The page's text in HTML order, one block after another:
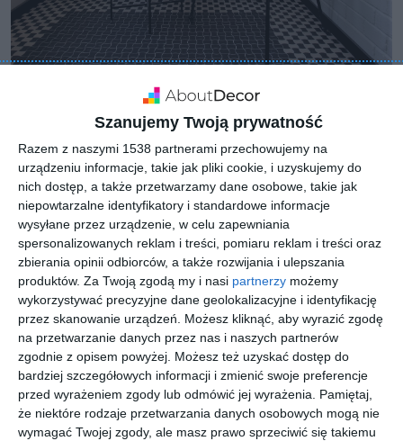
Szanujemy Twoją prywatność
Razem z naszymi 1538 partnerami przechowujemy na
urządzeniu informacje, takie jak pliki cookie, i uzyskujemy do
nich dostęp, a także przetwarzamy dane osobowe, takie jak
niepowtarzalne identyfikatory i standardowe informacje
wysyłane przez urządzenie, w celu zapewniania
spersonalizowanych reklam i treści, pomiaru reklam i treści oraz
zbierania opinii odbiorców, a także rozwijania i ulepszania
produktów. Za Twoją zgodą my i nasi partnerzy możemy
wykorzystywać precyzyjne dane geolokalizacyjne i identyfikację
przez skanowanie urządzeń. Możesz kliknąć, aby wyrazić zgodę
na przetwarzanie danych przez nas i naszych partnerów
zgodnie z opisem powyżej. Możesz też uzyskać dostęp do
bardziej szczegółowych informacji i zmienić swoje preferencje
przed wyrażeniem zgody lub odmówić jej wyrażenia.
Pamiętaj,
że niektóre rodzaje przetwarzania danych osobowych mogą nie
wymagać Twojej zgody, ale masz prawo sprzeciwić się takiemu